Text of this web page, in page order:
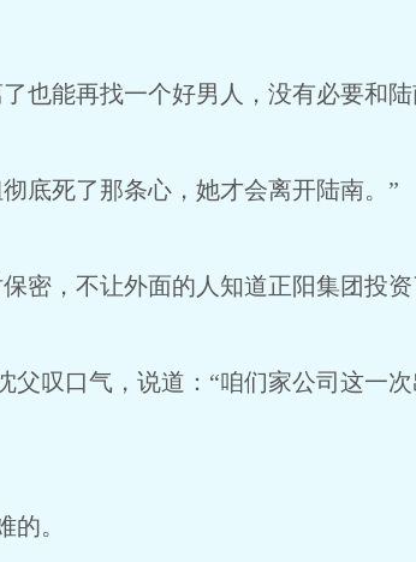
也能再找一个好男人，没有必要和
底死了那条心，她才会离开陆南。”
密，不让外面的人知道正阳集团投
父叹口气，说道：“咱们家公司这一
。